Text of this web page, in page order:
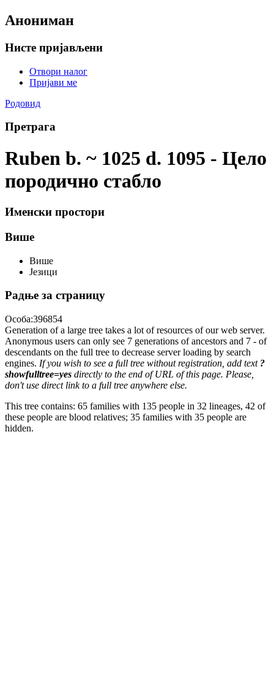
Анониман
Нисте пријављени
Отвори налог
Пријави ме
Родовид
Претрага
Ruben b. ~ 1025 d. 1095 - Цело
породично стабло
Именски простори
Више
Више
Језици
Радње за страницу
Особа:396854
Generation of a large tree takes a lot of resources of our web server.
Anonymous users can only see 7 generations of ancestors and 7 - of
descendants on the full tree to decrease server loading by search
engines. If you wish to see a full tree without registration, add text ?
showfulltree=yes directly to the end of URL of this page. Please,
don't use direct link to a full tree anywhere else.
This tree contains: 65 families with 135 people in 32 lineages, 42 of
these people are blood relatives; 35 families with 35 people are
hidden.